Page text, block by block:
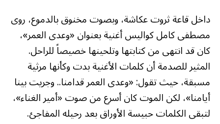
داخل قاعة ثروت عكاشة، وبصوت مخنوق بالدموع، روى
مصطفى كامل كواليس أغنية بعنوان «وعدى العمر»،
كان قد انتهى من كتابتها وتلحينها خصيصاً للراحل.
المثير للصدمة أن كلمات الأغنية بدت وكأنها مرثية
مسبقة، حيث تقول: «وعدى العمر قدامنا.. وجريت بينا
أيامنا»، لكن الموت كان أسرع من صوت «أمير الغناء»،
لتبقى الكلمات حبيسة الأوراق بعد رحيله المفاجئ.